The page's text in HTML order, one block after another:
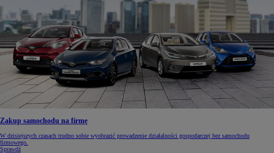
Zakup samochodu na firmę
W dzisiejszych czasach trudno sobie wyobrazić prowadzenie działalności gospodarczej bez samochodu
firmowego.
Sprawdź